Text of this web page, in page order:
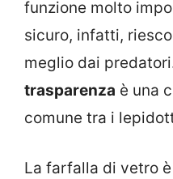
funzione molto
sicuro, infatti,
meglio dai
trasparenza è una
comune tra i
La farfalla di vetro